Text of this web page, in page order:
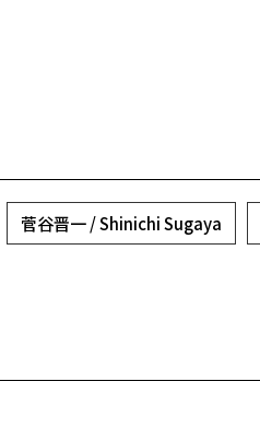
菅谷晋一 / Shinichi Sugaya